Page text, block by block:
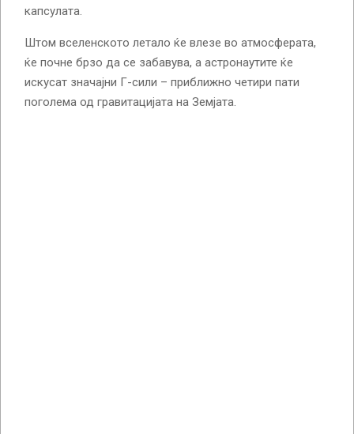
капсулата.
Штом вселенското летало ќе влезе во атмосферата,
ќе почне брзо да се забавува, а астронаутите ќе
искусат значајни Г-сили – приближно четири пати
поголема од гравитацијата на Земјата.